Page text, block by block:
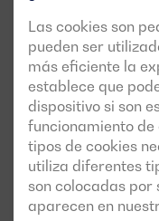
Las cookies son
pueden ser
más eficiente la
establece que
dispositivo si son
funcionamiento de
tipos de cookies
utiliza diferentes
son colocadas por
aparecen en
con el que se
primer edificio
Las
dimensionaron
El requisito
garantizar la
instalación,
al 100% de